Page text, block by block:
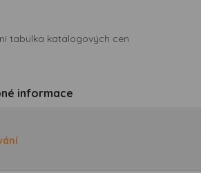
tabulka katalogových cen
informace